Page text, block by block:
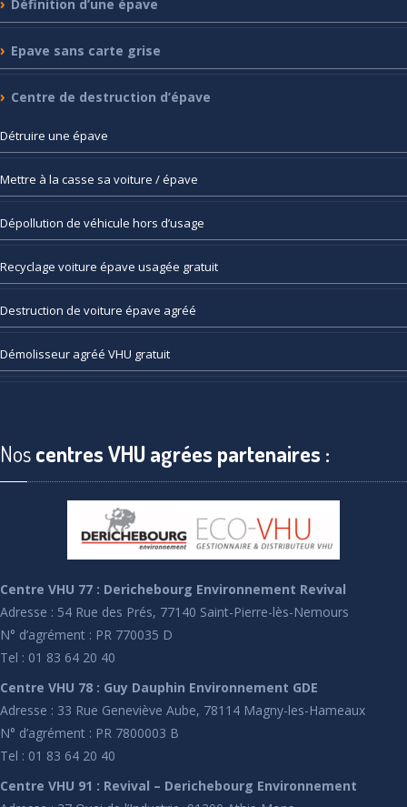
Définition d’une épave
Epave sans carte grise
Centre de destruction d’épave
Détruire une épave
Mettre à la casse sa voiture / épave
Dépollution de véhicule hors d’usage
Recyclage voiture épave usagée gratuit
Destruction de voiture épave agréé
Démolisseur agréé VHU gratuit
Noscentres VHU agrées partenaires :
Centre VHU 77 : Derichebourg Environnement Revival
Adresse : 54 Rue des Prés, 77140 Saint-Pierre-lès-Nemours
N° d’agrément : PR 770035 D
Tel : 01 83 64 20 40
Centre VHU 78 : Guy Dauphin Environnement GDE
Adresse : 33 Rue Geneviève Aube, 78114 Magny-les-Hameaux
N° d’agrément : PR 7800003 B
Tel : 01 83 64 20 40
Centre VHU 91 : Revival – Derichebourg Environnement